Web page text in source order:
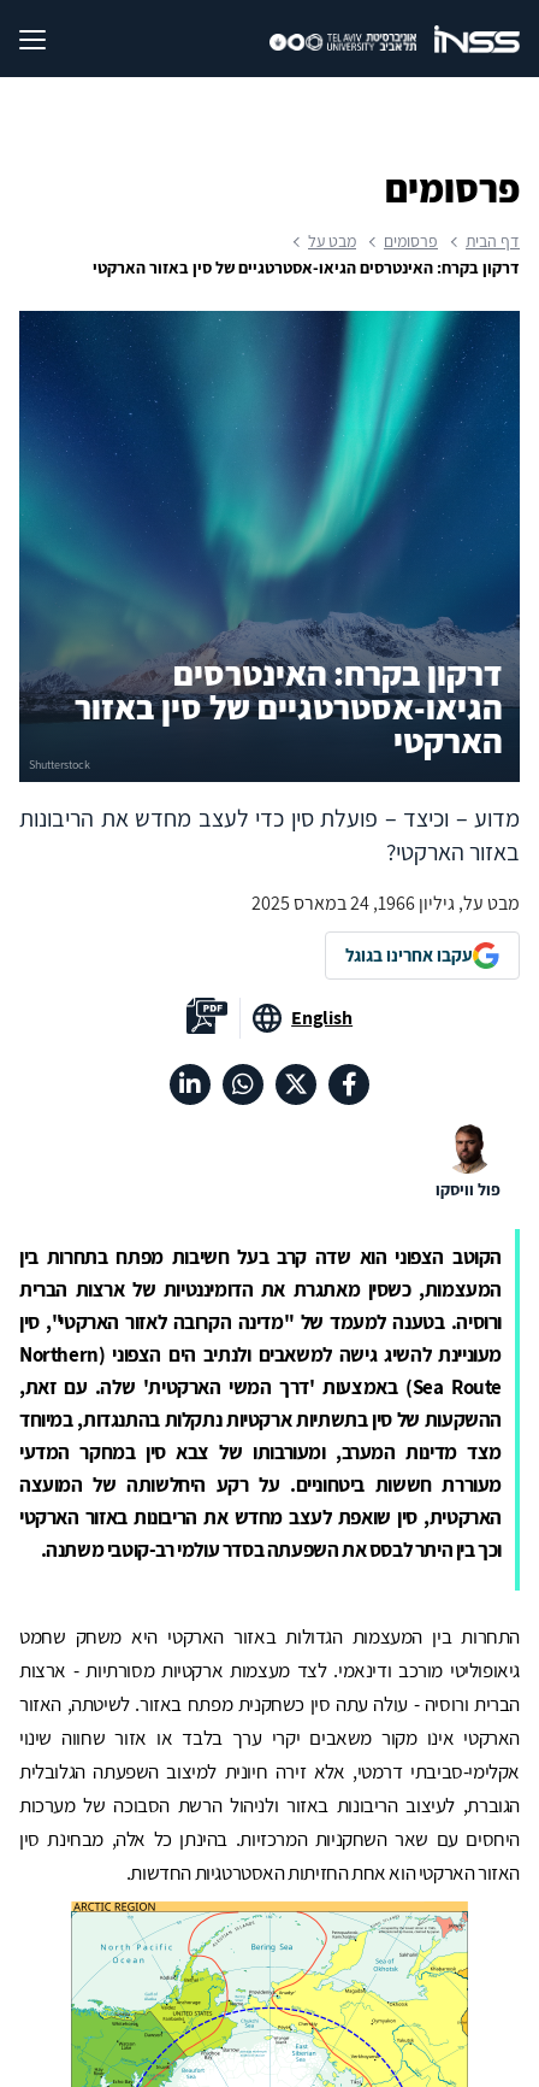
פרסומים
דף הבית פרסומים
מבט על
דרקון בקרח: האינטרסים הגיאו-אסטרטגיים של סין באזור הארקטי
דרקון בקרח: האינטרסים
הגיאו-אסטרטגיים של סין באזור
הארקטי
מדוע – וכיצד – פועלת סין כדי לעצב מחדש את הריבונות
באזור הארקטי?
מבט על, גיליון 1966, 24 במארס 2025
עקבו אחרינו בגוגל
English
פול וויסקו
הקוטב הצפוני הוא שדה קרב בעל חשיבות מפתח בתחרות בין
המעצמות, כשסין מאתגרת את הדומיננטיות של ארצות הברית
ורוסיה. בטענה למעמד של "מדינה הקרובה לאזור הארקטי", סין
מעוניינת להשיג גישה למשאבים ולנתיב הים הצפוני (Northern
Sea Route) באמצעות 'דרך המשי הארקטית' שלה. עם זאת,
ההשקעות של סין בתשתיות ארקטיות נתקלות בהתנגדות, במיוחד
מצד מדינות המערב, ומעורבותו של צבא סין במחקר המדעי
מעוררת חששות ביטחוניים. על רקע היחלשותה של המועצה
הארקטית, סין שואפת לעצב מחדש את הריבונות באזור הארקטי
וכך בין היתר לבסס את השפעתה בסדר עולמי רב-קוטבי משתנה.
התחרות בין המעצמות הגדולות באזור הארקטי היא משחק שחמט
גיאופוליטי מורכב ודינאמי. לצד מעצמות ארקטיות מסורתיות - ארצות
הברית ורוסיה - עולה עתה סין כשחקנית מפתח באזור. לשיטתה, האזור
הארקטי אינו מקור משאבים יקרי ערך בלבד או אזור שחווה שינוי
אקלימי-סביבתי דרמטי, אלא זירה חיונית למיצוב השפעתה הגלובלית
הגוברת, לעיצוב הריבונות באזור ולניהול הרשת הסבוכה של מערכות
היחסים עם שאר השחקניות המרכזיות. בהינתן כל אלה, מבחינת סין
האזור הארקטי הוא אחת החזיתות האסטרטגיות החדשות.